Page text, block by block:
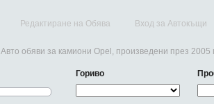
Редактиране на Обява Вход за Автокъщи
Авто обяви за камиони Opel, произведени през 2005
Гориво